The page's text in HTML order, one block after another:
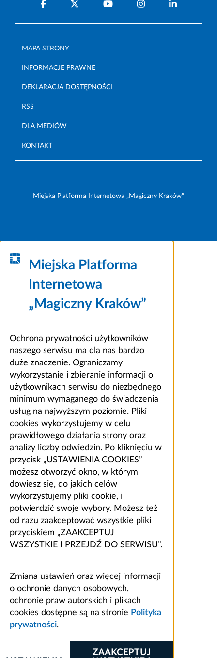
MAPA STRONY
INFORMACJE PRAWNE
DEKLARACJA DOSTĘPNOŚCI
RSS
DLA MEDIÓW
KONTAKT
Miejska Platforma Internetowa „Magiczny Kraków”
Miejska Platforma
Internetowa
„Magiczny Kraków”
Ochrona prywatności użytkowników
naszego serwisu ma dla nas bardzo
duże znaczenie. Ograniczamy
wykorzystanie i zbieranie informacji o
użytkownikach serwisu do niezbędnego
minimum wymaganego do świadczenia
usług na najwyższym poziomie. Pliki
cookies wykorzystujemy w celu
prawidłowego działania strony oraz
analizy liczby odwiedzin. Po kliknięciu w
przycisk „USTAWIENIA COOKIES”
możesz otworzyć okno, w którym
dowiesz się, do jakich celów
wykorzystujemy pliki cookie, i
potwierdzić swoje wybory. Możesz też
od razu zaakceptować wszystkie pliki
przyciskiem „ZAAKCEPTUJ
WSZYSTKIE I PRZEJDŹ DO SERWISU”.
Zmiana ustawień oraz więcej informacji
o ochronie danych osobowych,
ochronie praw autorskich i plikach
cookies dostępne są na stronie Polityka
prywatności.
ZAAKCEPTUJ